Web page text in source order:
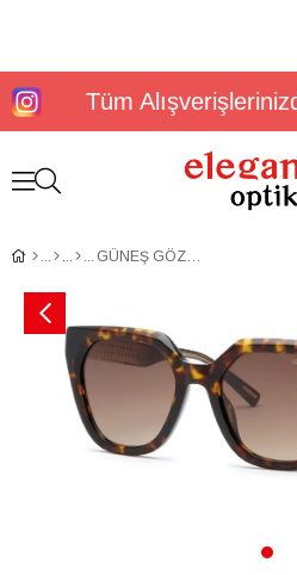
Tüm
GÜNEŞ GÖZLÜĞÜ CHOPARD SCH377M540722